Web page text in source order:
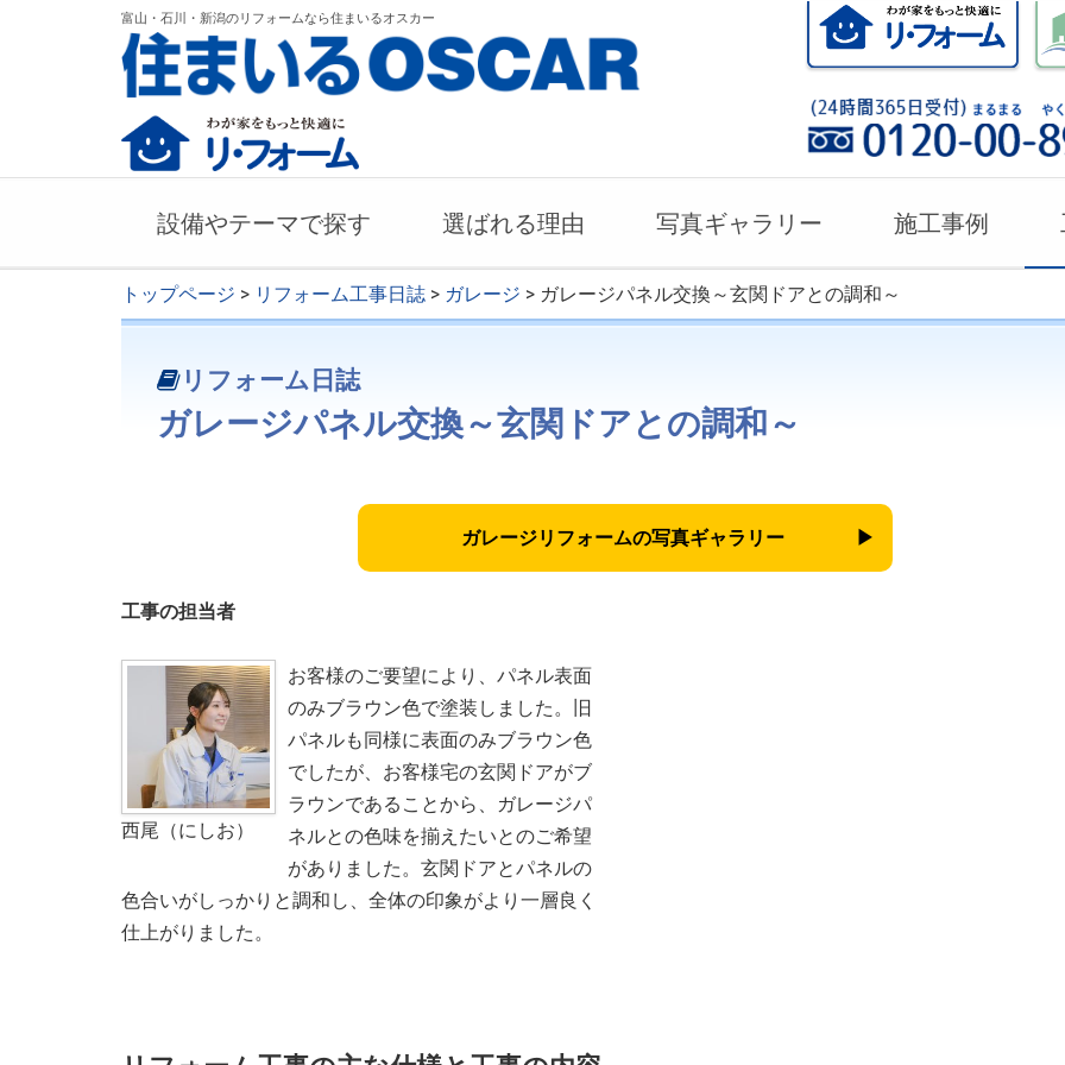
富山・石川・新潟のリフォームなら住まいるオスカー
設備やテーマで探す 選ばれる理由 写真ギャラリー 施工事例
トップページ > リフォーム工事日誌 > ガレージ > ガレージパネル交換～玄関ドアとの調和～
リフォーム日誌
ガレージパネル交換～玄関ドアとの調和～
ガレージリフォームの写真ギャラリー
工事の担当者
西尾（にしお）
お客様のご要望により、パネル表面
のみブラウン色で塗装しました。旧
パネルも同様に表面のみブラウン色
でしたが、お客様宅の玄関ドアがブ
ラウンであることから、ガレージパ
ネルとの色味を揃えたいとのご希望
がありました。玄関ドアとパネルの
色合いがしっかりと調和し、全体の印象がより一層良く
仕上がりました。